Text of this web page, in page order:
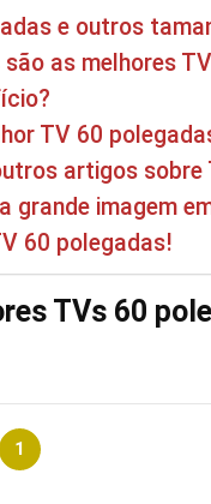
e outros
são as melhores
TV 60
artigos sobre
grande imagem
60 polegadas!
TVs 60
1